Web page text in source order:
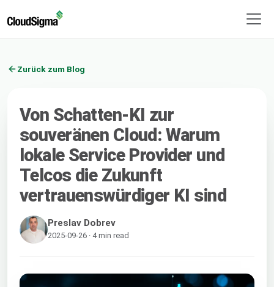
Zurück zum Blog
Von Schatten-KI zur
souveränen Cloud: Warum
lokale Service Provider und
Telcos die Zukunft
vertrauenswürdiger KI sind
Preslav Dobrev
2025-09-26 · 4 min read